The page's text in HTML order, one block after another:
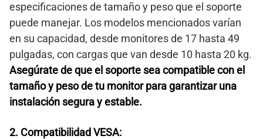
especificaciones de tamaño y peso que el soporte
puede manejar. Los modelos mencionados varían
en su capacidad, desde monitores de 17 hasta 49
pulgadas, con cargas que van desde 10 hasta 20 kg.
Asegúrate de que el soporte sea compatible con el
tamaño y peso de tu monitor para garantizar una
instalación segura y estable.
2. Compatibilidad VESA: